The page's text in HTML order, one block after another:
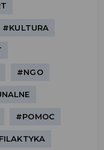
#KULTURA
#NGO
#POMOC